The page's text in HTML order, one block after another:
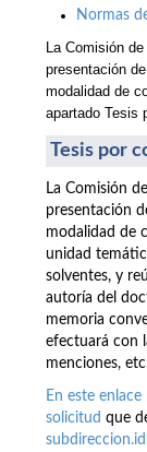
Normas
La Comisión
presentación
modalidad de
apartado Tesis
Tesis por
La Comisión
presentación
modalidad de
unidad
solventes, y
autoría del
memoria
efectuará con
menciones,
En este
solicitud que